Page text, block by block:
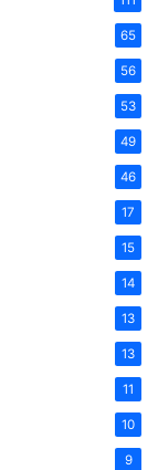
65
56
53
49
46
17
15
14
13
13
11
10
9